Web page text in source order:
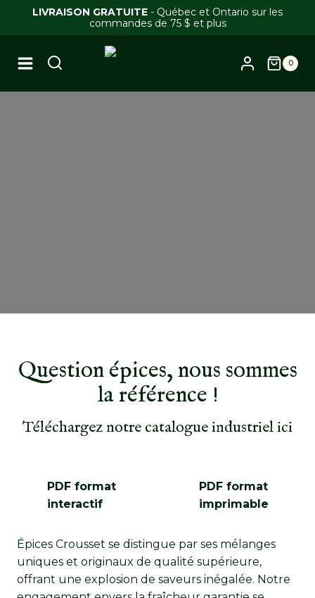
LIVRAISON GRATUITE - Québec et Ontario sur les
commandes de 75 $ et plus
0
Question épices, nous sommes
la référence !
Téléchargez notre catalogue industriel ici
PDF format
interactif
PDF format
imprimable
Épices Crousset se distingue par ses mélanges
uniques et originaux de qualité supérieure,
offrant une explosion de saveurs inégalée. Notre